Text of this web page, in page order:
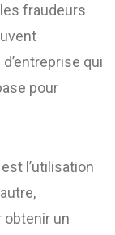
fraudeurs
qui
pour
l’utilisation
un